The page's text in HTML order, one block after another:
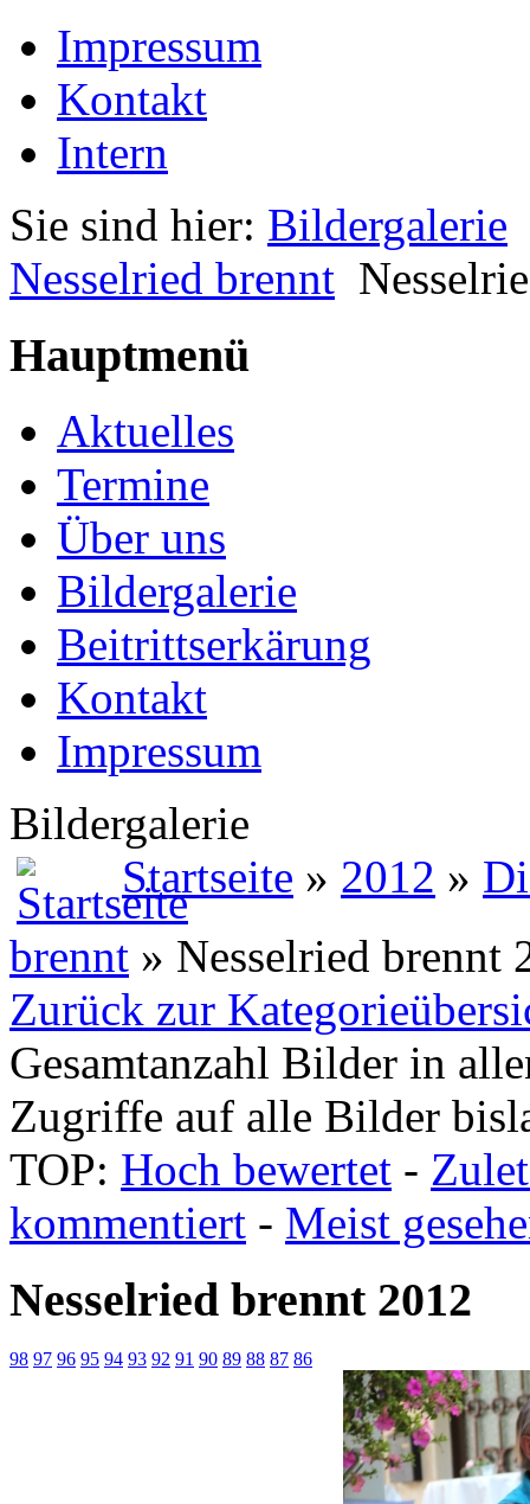
Impressum
Kontakt
Intern
Sie sind hier: Bildergalerie
Nesselried brennt
Hauptmenü
Aktuelles
Termine
Über uns
Bildergalerie
Beitrittserkärung
Kontakt
Impressum
Bildergalerie
Startseite » 2012 »
brennt » Nesselried brennt
Zurück zur
Gesamtanzahl Bilder in
Zugriffe auf alle Bilder
TOP: Hoch bewertet -
kommentiert - Meist
Nesselried brennt 2012
98 97 96 95 94 93 92 91 90 89 88 87 86